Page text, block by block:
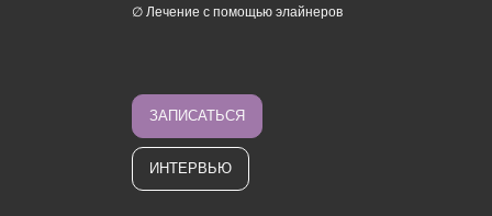
∅ Лечение с помощью элайнеров
ЗАПИСАТЬСЯ
ИНТЕРВЬЮ